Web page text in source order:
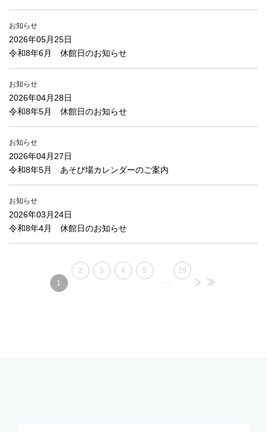
お知らせ
2026年05月25日
令和8年6月 休館日のお知らせ
お知らせ
2026年04月28日
令和8年5月 休館日のお知らせ
お知らせ
2026年04月27日
令和8年5月 あそび場カレンダーのご案内
お知らせ
2026年03月24日
令和8年4月 休館日のお知らせ
1
2 3 4 5
･･･
29